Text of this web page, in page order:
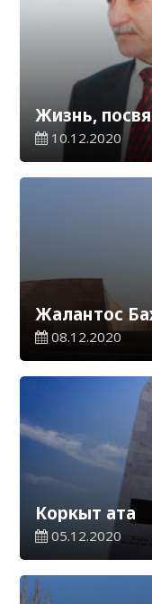
Жизнь,
10.12.2020
Жалантос
08.12.2020
Коркыт ата
05.12.2020